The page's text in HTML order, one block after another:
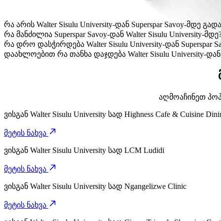
რა არის Walter Sisulu University-დან Superspar Savoy-მდე
Walter Sisulu University-დან Superspar Savoy-მდე
რა მანძილია Superspar Savoy-დან Walter Sisulu University-
Superspar Savoy დან Walter Sisulu University-მდე
რა დრო დასჭირდება Walter Sisulu University-დან Superspar
Walter Sisulu University-დან Superspar Savoy-მდე მისვლას
დაახლოებით რა თანხა დაჯდება Walter Sisulu University-დან
Walter Sisulu University-დან Superspar Savoy-მდე
აღმოაჩინეთ
ვისგან Walter Sisulu University სად Highness Cafe & Cuisine
მეტის ნახვა
ვისგან Walter Sisulu University სად LCM Ludidi
მეტის ნახვა
ვისგან Walter Sisulu University სად Ngangelizwe Clinic
მეტის ნახვა